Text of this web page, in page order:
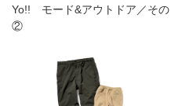
Yo!! モード&アウトドア／その
②